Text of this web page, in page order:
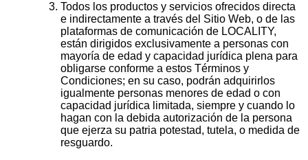
Todos los productos y servicios ofrecidos directa
e indirectamente a través del Sitio Web, o de las
plataformas de comunicación de LOCALITY,
están dirigidos exclusivamente a personas con
mayoría de edad y capacidad jurídica plena para
obligarse conforme a estos Términos y
Condiciones; en su caso, podrán adquirirlos
igualmente personas menores de edad o con
capacidad jurídica limitada, siempre y cuando lo
hagan con la debida autorización de la persona
que ejerza su patria potestad, tutela, o medida de
resguardo.